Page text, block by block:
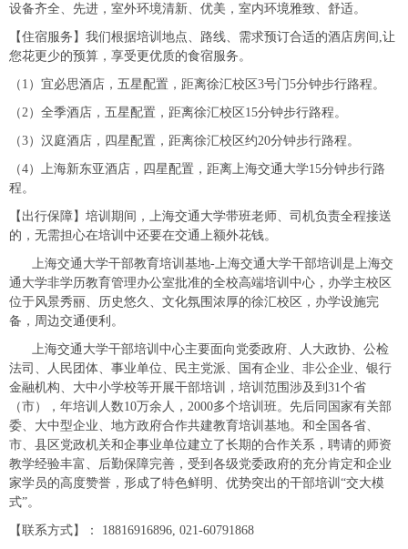
设备齐全、先进，室外环境清新、优美，室内环境雅致、舒适。
【住宿服务】我们根据培训地点、路线、需求预订合适的酒店房间,让
您花更少的预算，享受更优质的食宿服务。
（1）宜必思酒店，五星配置，距离徐汇校区3号门5分钟步行路程。
（2）全季酒店，五星配置，距离徐汇校区15分钟步行路程。
（3）汉庭酒店，四星配置，距离徐汇校区约20分钟步行路程。
（4）上海新东亚酒店，四星配置，距离上海交通大学15分钟步行路
程。
【出行保障】培训期间，上海交通大学带班老师、司机负责全程接送
的，无需担心在培训中还要在交通上额外花钱。
上海交通大学干部教育培训基地-上海交通大学干部培训是上海交
通大学非学历教育管理办公室批准的全校高端培训中心，办学主校区
位于风景秀丽、历史悠久、文化氛围浓厚的徐汇校区，办学设施完
备，周边交通便利。
上海交通大学干部培训中心主要面向党委政府、人大政协、公检
法司、人民团体、事业单位、民主党派、国有企业、非公企业、银行
金融机构、大中小学校等开展干部培训，培训范围涉及到31个省
（市），年培训人数10万余人，2000多个培训班。先后同国家有关部
委、大中型企业、地方政府合作共建教育培训基地。和全国各省、
市、县区党政机关和企事业单位建立了长期的合作关系，聘请的师资
教学经验丰富、后勤保障完善，受到各级党委政府的充分肯定和企业
家学员的高度赞誉，形成了特色鲜明、优势突出的干部培训“交大模
式”。
【联系方式】： 18816916896, 021-60791868